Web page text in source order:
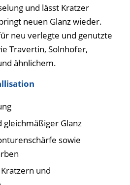
und lässt Kratzer
neuen Glanz wieder.
neu verlegte und genutzte
Travertin, Solnhofer,
ähnlichem.
Glanz
sowie
und